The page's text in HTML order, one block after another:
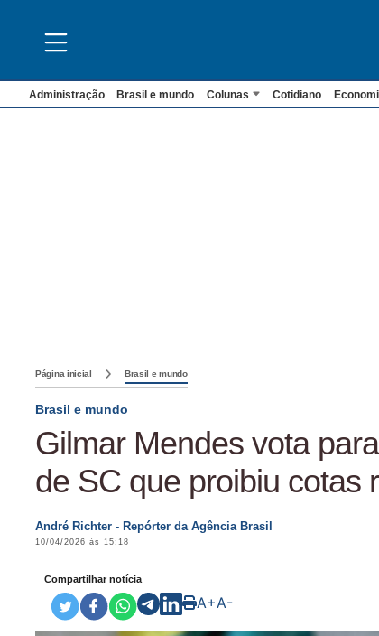
Administração Brasil e mundo Colunas Cotidiano
Página inicial Brasil e mundo
Brasil e mundo
Gilmar Mendes vota
de SC que proibiu cotas
André Richter - Repórter da Agência Brasil
10/04/2026 às 15:18
Compartilhar notícia
A+A-